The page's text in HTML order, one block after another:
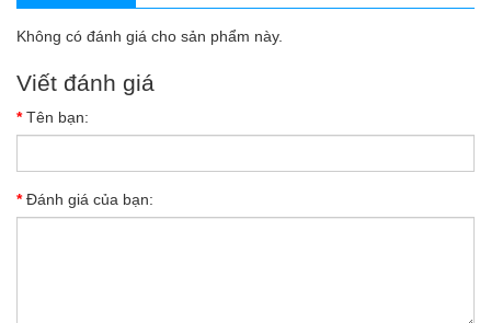
Không có đánh giá cho sản phẩm này.
Viết đánh giá
Tên bạn:
Đánh giá của bạn: